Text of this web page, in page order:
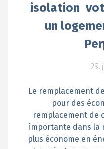
isolation
un
29
Le remplacement
pour des
remplacement de
importante dans la
plus économe en